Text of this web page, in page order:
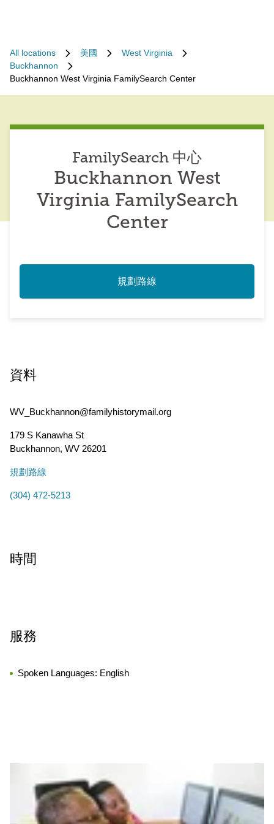
All locations 美國
West Virginia
Buckhannon
Buckhannon West Virginia FamilySearch Center
FamilySearch 中心
Buckhannon West
Virginia FamilySearch
Center
規劃路線
資料
WV_Buckhannon@familyhistorymail.org
179 S Kanawha St
Buckhannon, WV 26201
規劃路線
(304) 472-5213
時間
服務
Spoken Languages: English